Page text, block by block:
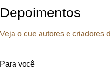
Depoimentos
Veja o que autores e criadores
Para você